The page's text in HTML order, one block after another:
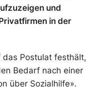
und
in der
Postulat festhält,
Bedarf nach einer
über Sozialhilfe».